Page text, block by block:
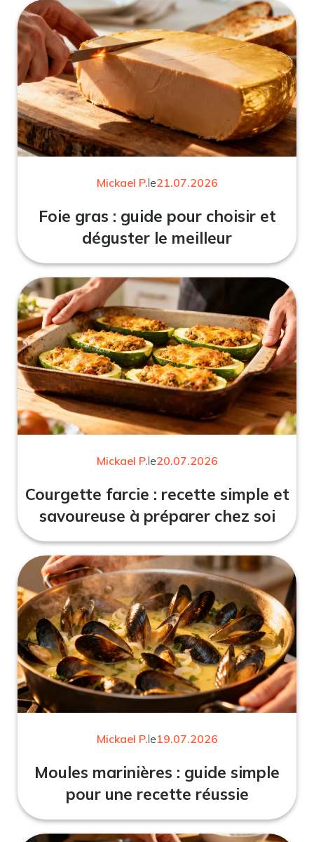
Mickael P.le21.07.2026
Foie gras : guide pour choisir et
déguster le meilleur
Mickael P.le20.07.2026
Courgette farcie : recette simple et
savoureuse à préparer chez soi
Mickael P.le19.07.2026
Moules marinières : guide simple
pour une recette réussie